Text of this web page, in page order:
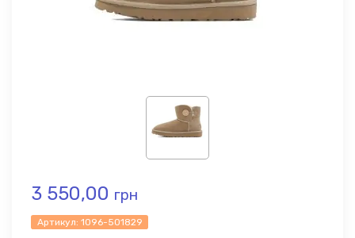
3 550,00 грн
Артикул: 1096-501829